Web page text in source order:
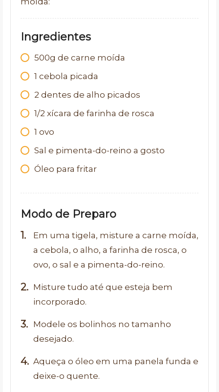
Ingredientes
500g de carne moída
1 cebola picada
2 dentes de alho picados
1/2 xícara de farinha de rosca
1 ovo
Sal e pimenta-do-reino a gosto
Óleo para fritar
Modo de Preparo
Em uma tigela, misture a carne moída,
a cebola, o alho, a farinha de rosca, o
ovo, o sal e a pimenta-do-reino.
Misture tudo até que esteja bem
incorporado.
Modele os bolinhos no tamanho
desejado.
Aqueça o óleo em uma panela funda e
deixe-o quente.